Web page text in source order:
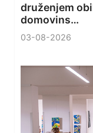
druženjem
domovins…
03-08-2026